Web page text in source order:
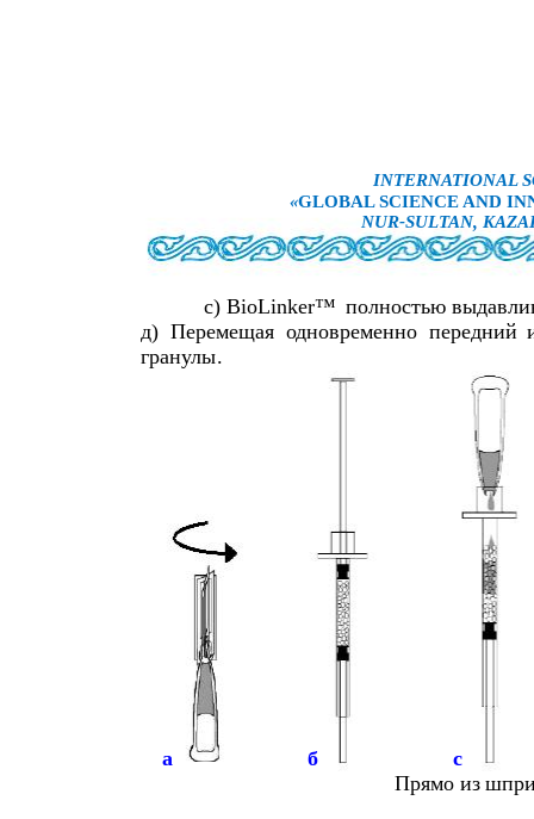
INTERNATIONAL
«GLOBAL SCIENCE AND
NUR-SULTAN,
с) BioLinker™ полностью
д) Перемещая одновременно передний
гранулы.
а б
с
Прямо из